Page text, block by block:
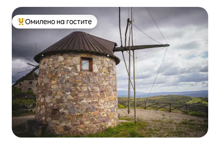
Меѓу најуспешните „Омилени на гостите“
Омилено на гостите